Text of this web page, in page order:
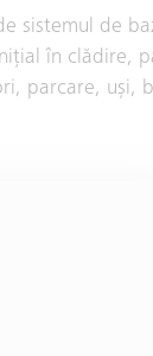
de
în clădire,
parcare, uși,